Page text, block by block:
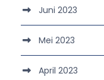
Juni 2023
Mei 2023
April 2023